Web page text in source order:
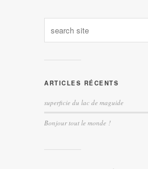
ARTICLES RÉCENTS
superficie du lac de maguide
Bonjour tout le monde !